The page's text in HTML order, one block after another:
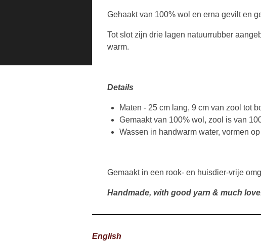
Gehaakt van 100% wol en erna gevilt en
Tot slot zijn drie lagen natuurrubber
warm.
Details
Maten - 25 cm lang, 9 cm van zool tot
Gemaakt van 100% wol, zool is van
Wassen in handwarm water, vormen
Gemaakt in een rook- en huisdier-vrije
Handmade, with good yarn & much
English